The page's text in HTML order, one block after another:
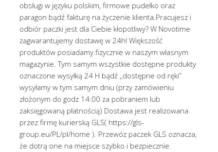
obsługi w języku polskim, firmowe pudełko oraz
paragon bądź fakturę na życzenie klienta.Pracujesz i
odbiór paczki jest dla Ciebie kłopotliwy? W Novotime
zagwarantujemy dostawę w 24h! Większość
produktów posiadamy fizycznie w naszym własnym
magazynie. Tym samym wszystkie dostępne produkty
oznaczone wysyłką 24 H bądź „dostępne od ręki”
wysyłamy w tym samym dniu (przy zamówieniu
złożonym do godz 14:00 za pobraniem lub
zaksięgowaną płatnością) Dostawa jest realizowana
przez firmę kurierską GLS( https://gls-
group.eu/PL/pl/home ). Przewóz paczek GLS oznacza,
że dotrą one na miejsce szybko i bezpiecznie.